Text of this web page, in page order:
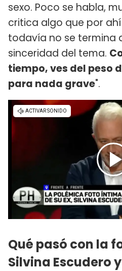
sexo. Poco se habla,
critica algo que por
todavía no se termina
sinceridad del tema.
tiempo, ves del peso
para nada grave".
Qué pasó con la
Silvina Escudero